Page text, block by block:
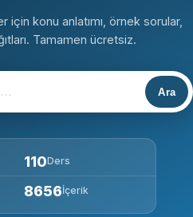
için konu anlatımı, örnek sorular,
Tamamen ücretsiz.
Ara
110Ders
8656İçerik